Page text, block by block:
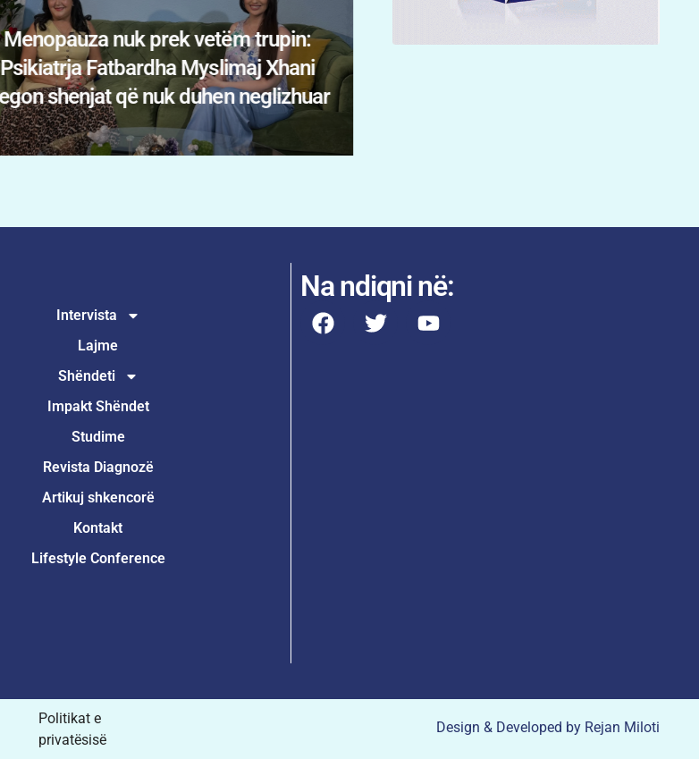
Sëmundjet që radiologjia zbulon para
simptomave. Dr. Dorian Skënderaj
Shoqëria shqiptare po jeton
Intervista
Lajme
Shëndeti
Impakt Shëndet
Studime
Revista Diagnozë
Artikuj shkencorë
Kontakt
Lifestyle Conference
Na ndiqni në:
Politikat e
privatësisë
Design & Developed by Rejan Miloti